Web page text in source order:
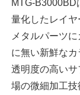
MTG-
量化したレイヤ
メタルパーツ
に無い新鮮なカ
透明度の高い
場の微細加工